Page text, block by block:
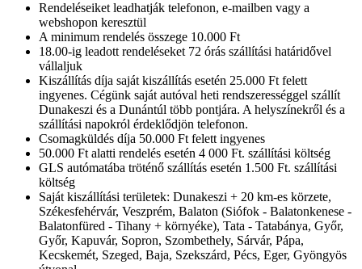
Rendeléseiket leadhatják telefonon, e-mailben vagy a
webshopon keresztül
A minimum rendelés összege 10.000 Ft
18.00-ig leadott rendeléseket 72 órás szállítási határidővel
vállaljuk
Kiszállítás díja saját kiszállítás esetén 25.000 Ft felett
ingyenes. Cégünk saját autóval heti rendszerességgel szállít
Dunakeszi és a Dunántúl több pontjára. A helyszínekről és a
szállítási napokról érdeklődjön telefonon.
Csomagküldés díja 50.000 Ft felett ingyenes
50.000 Ft alatti rendelés esetén 4 000 Ft. szállítási költség
GLS autómatába tröténő szállítás esetén 1.500 Ft. szállítási
költség
Saját kiszállítási területek: Dunakeszi + 20 km-es körzete,
Székesfehérvár, Veszprém, Balaton (Siófok - Balatonkenese -
Balatonfüred - Tihany + környéke), Tata - Tatabánya, Győr,
Győr, Kapuvár, Sopron, Szombethely, Sárvár, Pápa,
Kecskemét, Szeged, Baja, Szekszárd, Pécs, Eger, Gyöngyös